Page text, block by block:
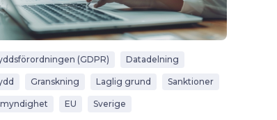
(GDPR) Datadelning
Granskning Laglig grund Sanktioner
EU Sverige